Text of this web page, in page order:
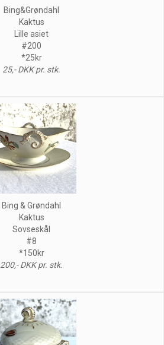
Bing&Grøndahl
Kaktus
Lille asiet
#200
*25kr
25,- DKK pr. stk.
Bing & Grøndahl
Kaktus
Sovseskål
#8
*150kr
200,- DKK pr. stk.